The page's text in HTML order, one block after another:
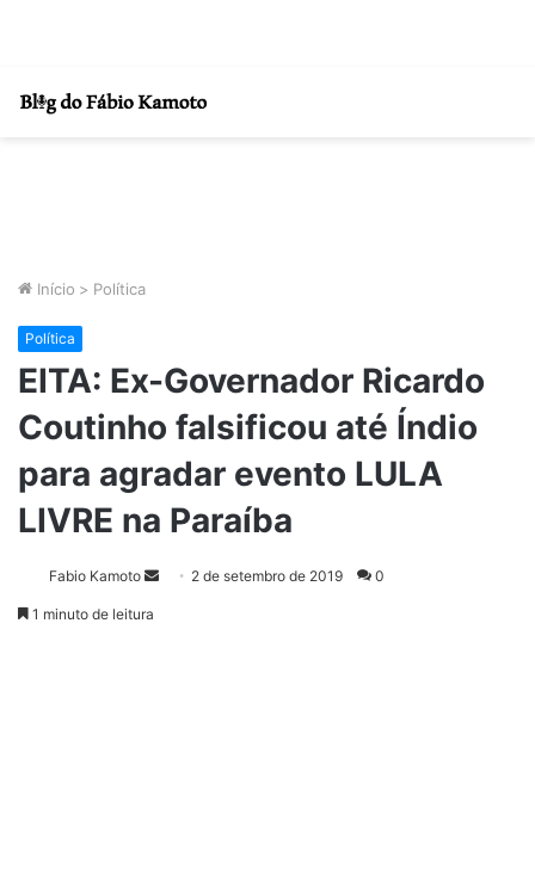
Início > Política
Política
EITA: Ex-Governador Ricardo
Coutinho falsificou até Índio
para agradar evento LULA
LIVRE na Paraíba
Fabio Kamoto 2 de setembro de 2019 0
1 minuto de leitura